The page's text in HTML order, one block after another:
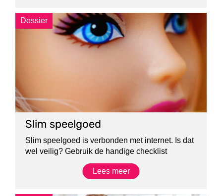
Dossier
Slim speelgoed
Slim speelgoed is verbonden met internet. Is dat
wel veilig? Gebruik de handige checklist
Lees meer